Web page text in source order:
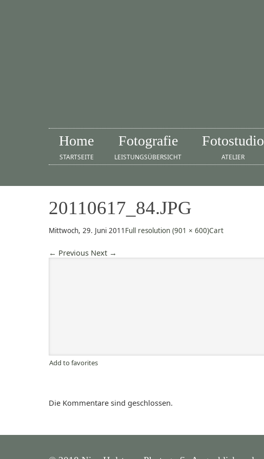
Home
STARTSEITE
Fotografie
LEISTUNGSÜBERSICHT
Fotostudio
ATELIER
20110617_84.JPG
Mittwoch, 29. Juni 2011 Full resolution (901 × 600)Cart
← Previous Next →
Add to favorites
Die Kommentare sind geschlossen.